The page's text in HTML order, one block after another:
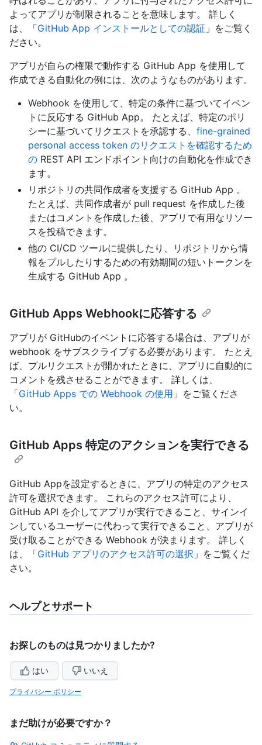
よってアプリが制限されることを意味します。 詳しく
は、「GitHub App インストールとしての認証 」をご覧く
ださい。
アプリが自らの権限で動作する GitHub App を使用して
作成できる自動化の例には、次のようなものがあります。
Webhook を使用して、特定の条件に基づいてイベン
トに反応する GitHub App。 たとえば、特定のポリ
シーに基づいてリクエストを承認する、 fine-grained
personal access token のリクエストを確認するため
の REST API エンドポイント向けの自動化を作成でき
ます。
リポジトリの共同作成者を支援する GitHub App 。
たとえば、共同作成者が pull request を作成した後
またはコメントを作成した後、アプリで有用なリソー
スを投稿できます。
他の CI/CD ツールに提供したり、リポジトリから情
報をプルしたりするための有効期間の短いトークンを
生成する GitHub App 。
GitHub Apps Webhookに応答する
アプリが GitHubのイベントに応答する場合は、アプリが
webhook をサブスクライブする必要があります。 たとえ
ば、プルリクエストが開かれたときに、アプリに自動的に
コメントを残させることができます。 詳しくは、
「GitHub Apps での Webhook の使用 」をご覧くださ
い。
GitHub Apps 特定のアクションを実行できる
GitHub Appを設定するときに、アプリの特定のアクセス
許可を選択できます。 これらのアクセス許可により、
GitHub API を介してアプリが実行できること、サインイ
ンしているユーザーに代わって実行できること、アプリが
受け取ることができる Webhook が決まります。 詳しく
は、「GitHub アプリのアクセス許可の選択 」をご覧くだ
さい。
ヘルプとサポート
お探しのものは見つかりましたか?
はい いいえ
プライバシー ポリシー
まだ助けが必要ですか？